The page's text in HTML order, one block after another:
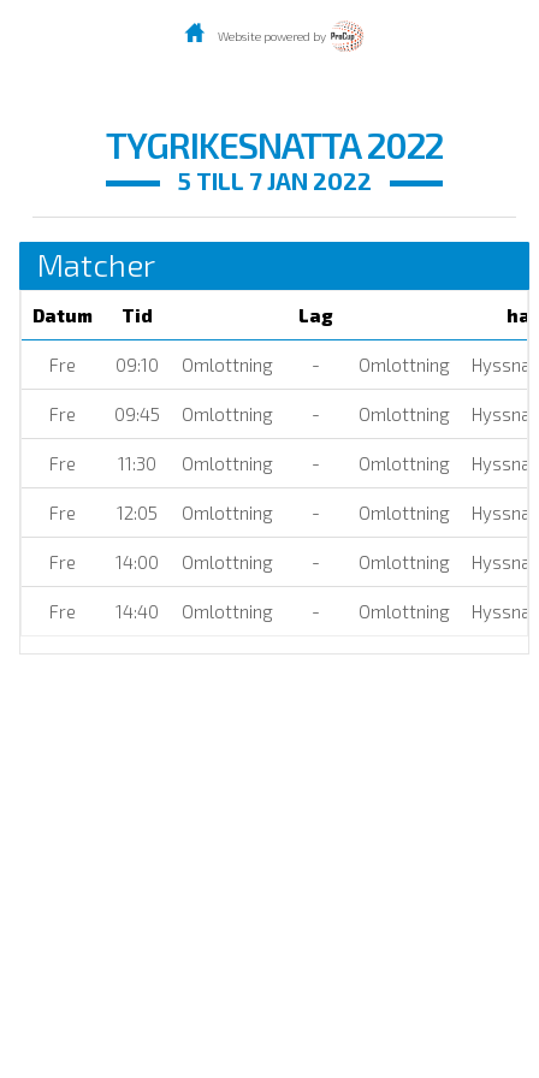
Website powered by
TYGRIKESNATTA 2022
5 TILL 7 JAN 2022
Matcher
Datum Tid Lag
Fre 09:10 Omlottning - Omlottning
Fre 09:45 Omlottning - Omlottning
Fre 11:30 Omlottning - Omlottning
Fre 12:05 Omlottning - Omlottning
Fre 14:00 Omlottning - Omlottning
Fre 14:40 Omlottning - Omlottning